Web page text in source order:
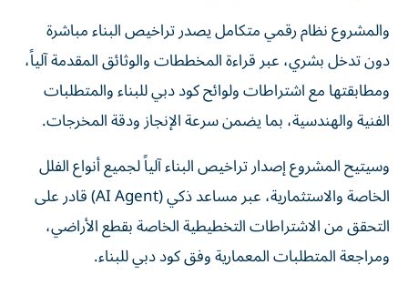
والمشروع نظام رقمي متكامل يصدر تراخيص البناء مباشرة
دون تدخل بشري، عبر قراءة المخططات والوثائق المقدمة آلياً،
ومطابقتها مع اشتراطات ولوائح كود دبي للبناء والمتطلبات
الفنية والهندسية، بما يضمن سرعة الإنجاز ودقة المخرجات.
وسيتيح المشروع إصدار تراخيص البناء آلياً لجميع أنواع الفلل
الخاصة والاستثمارية، عبر مساعد ذكي (AI Agent) قادر على
التحقق من الاشتراطات التخطيطية الخاصة بقطع الأراضي،
ومراجعة المتطلبات المعمارية وفق كود دبي للبناء.